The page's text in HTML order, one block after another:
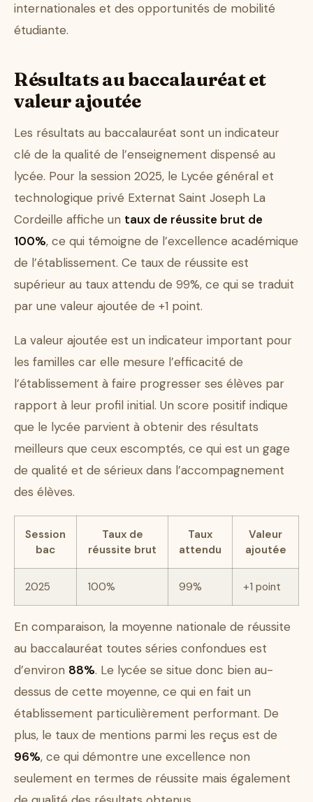
internationales et des opportunités de mobilité
étudiante.
Résultats au baccalauréat et
valeur ajoutée
Les résultats au baccalauréat sont un indicateur
clé de la qualité de l’enseignement dispensé au
lycée. Pour la session 2025, le Lycée général et
technologique privé Externat Saint Joseph La
Cordeille affiche un taux de réussite brut de
100%, ce qui témoigne de l’excellence académique
de l’établissement. Ce taux de réussite est
supérieur au taux attendu de 99%, ce qui se traduit
par une valeur ajoutée de +1 point.
La valeur ajoutée est un indicateur important pour
les familles car elle mesure l’efficacité de
l’établissement à faire progresser ses élèves par
rapport à leur profil initial. Un score positif indique
que le lycée parvient à obtenir des résultats
meilleurs que ceux escomptés, ce qui est un gage
de qualité et de sérieux dans l’accompagnement
des élèves.
Session
bac
Taux de
réussite brut
Taux
attendu
Valeur
ajoutée
2025 100% 99% +1 point
En comparaison, la moyenne nationale de réussite
au baccalauréat toutes séries confondues est
d’environ 88%. Le lycée se situe donc bien au-
dessus de cette moyenne, ce qui en fait un
établissement particulièrement performant. De
plus, le taux de mentions parmi les reçus est de
96%, ce qui démontre une excellence non
seulement en termes de réussite mais également